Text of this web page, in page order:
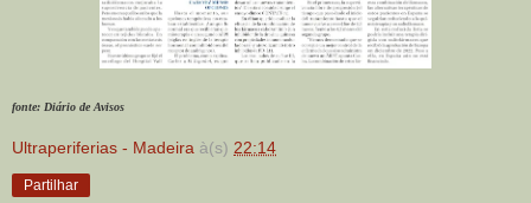
fonte: Diário de Avisos
Ultraperiferias - Madeira à(s) 22:14
Partilhar